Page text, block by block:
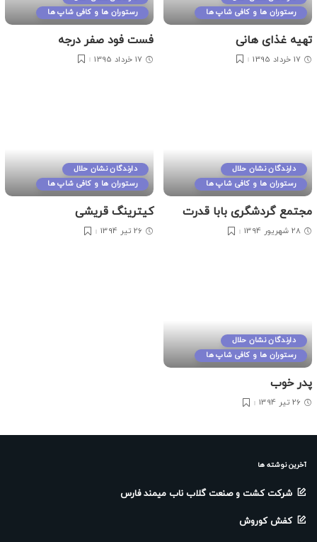
رستوران ها و کافی شاپ ها
تهیه غذای هانی
17 خرداد 1395
رستوران ها و کافی شاپ ها
فست فود صفر درجه
17 خرداد 1395
دارندگان نشان حلال
رستوران ها و کافی شاپ ها
مجتمع گردشگری بابا قدرت
28 شهریور 1394
دارندگان نشان حلال
رستوران ها و کافی شاپ ها
کیترینگ قریشی
26 تیر 1394
دارندگان نشان حلال
رستوران ها و کافی شاپ ها
پدر خوب
26 تیر 1394
آخرین نوشته ها
شرکت کشت و صنعت گلاب ناب میمند فارس
کفش کوروش